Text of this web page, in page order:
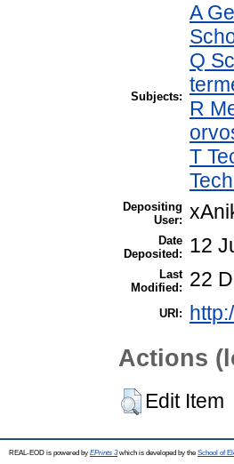
Subjects:
A
Q
R
T
Depositing
User:
Date
Deposited:
12
Last
Modified:
22
URI:
Actions
Edit Item
REAL-EOD is powered by EPrints 3which is developed by the School of